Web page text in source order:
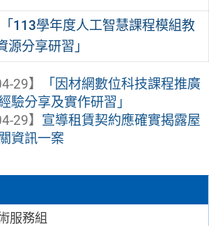
服務組
「113學年度人工智慧課程模組教
源分享研習」
29】
「因材網數位科技課程推廣
驗分享及實作研習」
29】 宣導租賃契約應確實揭露屋
資訊一案